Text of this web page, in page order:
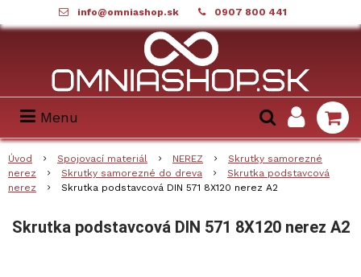
info@omniashop.sk 0907 800 441
Menu
Úvod Spojovací materiál NEREZ
Skrutky samorezné
nerez
Skrutky samorezné do dreva
Skrutka podstavcová
nerez
Skrutka podstavcová DIN 571 8X120 nerez A2
Skrutka podstavcová DIN 571 8X120 nerez A2